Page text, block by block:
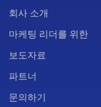
회사 소개
마케팅 리더를 위한
보도자료
파트너
문의하기